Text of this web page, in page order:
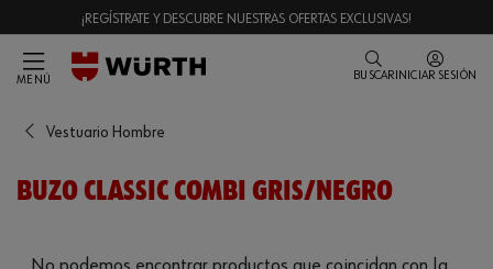
¡REGÍSTRATE Y DESCUBRE NUESTRAS OFERTAS EXCLUSIVAS!
MENÚ BUSCAR INICIAR SESIÓN
Vestuario Hombre
BUZO CLASSIC COMBI GRIS/NEGRO